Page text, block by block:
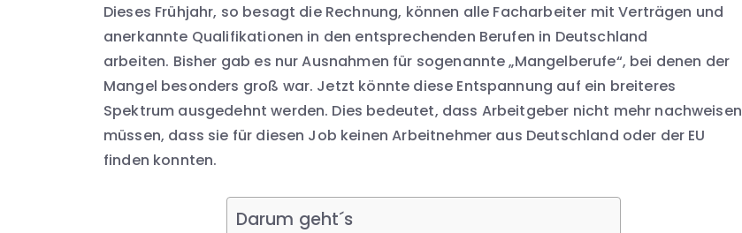
Dieses Frühjahr, so besagt die Rechnung, können alle Facharbeiter mit Verträgen und
anerkannte Qualifikationen in den entsprechenden Berufen in Deutschland
arbeiten. Bisher gab es nur Ausnahmen für sogenannte „Mangelberufe“, bei denen der
Mangel besonders groß war. Jetzt könnte diese Entspannung auf ein breiteres
Spektrum ausgedehnt werden. Dies bedeutet, dass Arbeitgeber nicht mehr nachweisen
müssen, dass sie für diesen Job keinen Arbeitnehmer aus Deutschland oder der EU
finden konnten.
Darum geht´s